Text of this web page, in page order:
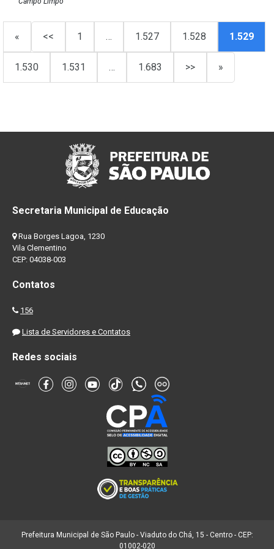
« << 1 … 1.527 1.528 1.529
1.530 1.531 … 1.683 >> »
Secretaria Municipal de Educação
Rua Borges Lagoa, 1230
Vila Clementino
CEP: 04038-003
Contatos
156
Lista de Servidores e Contatos
Redes sociais
Prefeitura Municipal de São Paulo - Viaduto do Chá, 15 - Centro - CEP:
01002-020